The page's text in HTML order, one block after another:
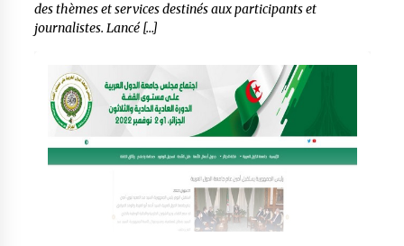
des thèmes et services destinés aux participants et
journalistes. Lancé […]